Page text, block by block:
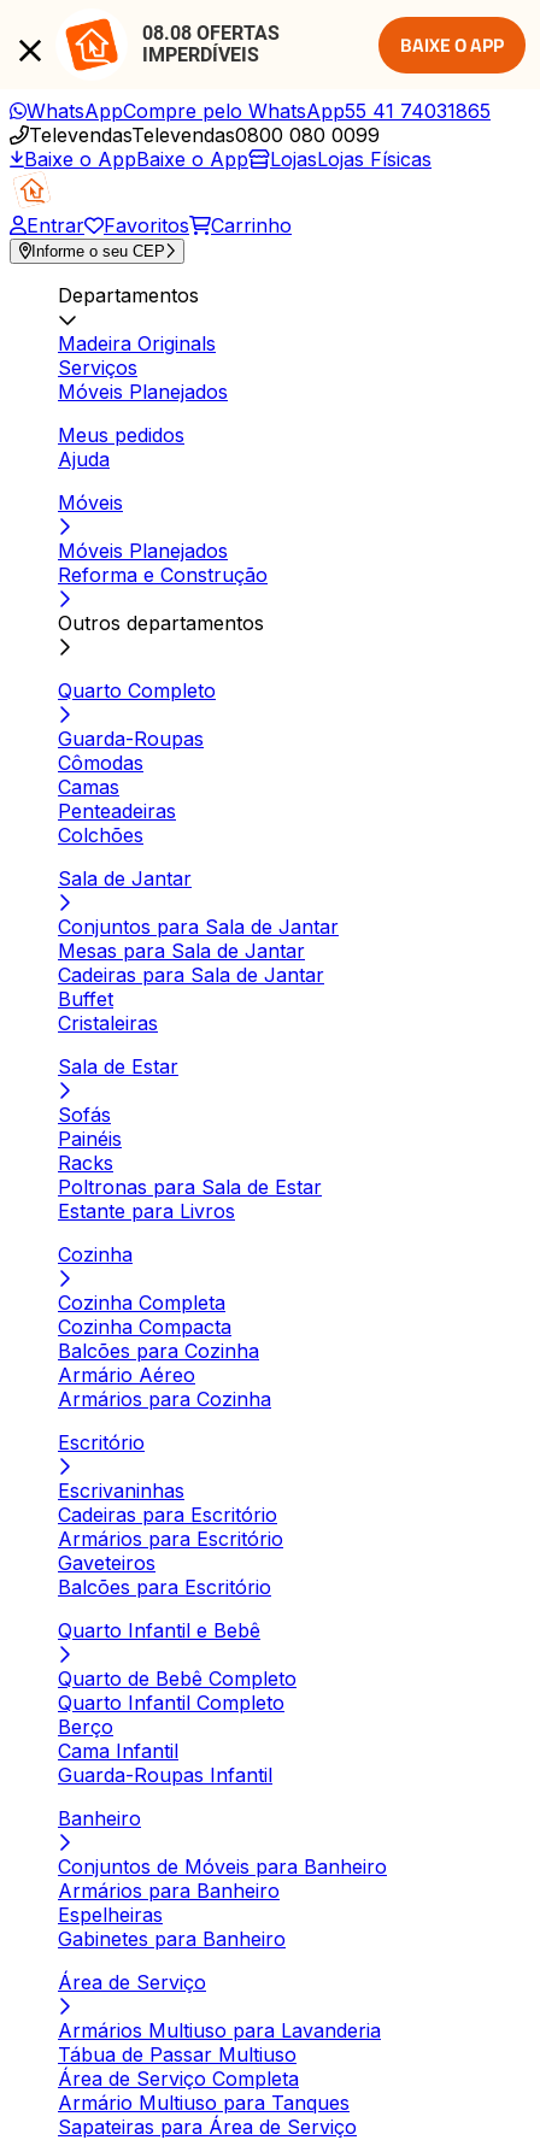
08.08 OFERTAS
IMPERDÍVEIS
BAIXE O APP
WhatsAppCompre pelo WhatsApp55 41 74031865
TelevendasTelevendas0800 080 0099
Baixe o AppBaixe o App LojasLojas Físicas
Entrar Favoritos Carrinho
Informe o seu CEP
Departamentos
Madeira Originals
Serviços
Móveis Planejados
Meus pedidos
Ajuda
Móveis
Móveis Planejados
Reforma e Construção
Outros departamentos
Quarto Completo
Guarda-Roupas
Cômodas
Camas
Penteadeiras
Colchões
Sala de Jantar
Conjuntos para Sala de Jantar
Mesas para Sala de Jantar
Cadeiras para Sala de Jantar
Buffet
Cristaleiras
Sala de Estar
Sofás
Painéis
Racks
Poltronas para Sala de Estar
Estante para Livros
Cozinha
Cozinha Completa
Cozinha Compacta
Balcões para Cozinha
Armário Aéreo
Armários para Cozinha
Escritório
Escrivaninhas
Cadeiras para Escritório
Armários para Escritório
Gaveteiros
Balcões para Escritório
Quarto Infantil e Bebê
Quarto de Bebê Completo
Quarto Infantil Completo
Berço
Cama Infantil
Guarda-Roupas Infantil
Banheiro
Conjuntos de Móveis para Banheiro
Armários para Banheiro
Espelheiras
Gabinetes para Banheiro
Área de Serviço
Armários Multiuso para Lavanderia
Tábua de Passar Multiuso
Área de Serviço Completa
Armário Multiuso para Tanques
Sapateiras para Área de Serviço